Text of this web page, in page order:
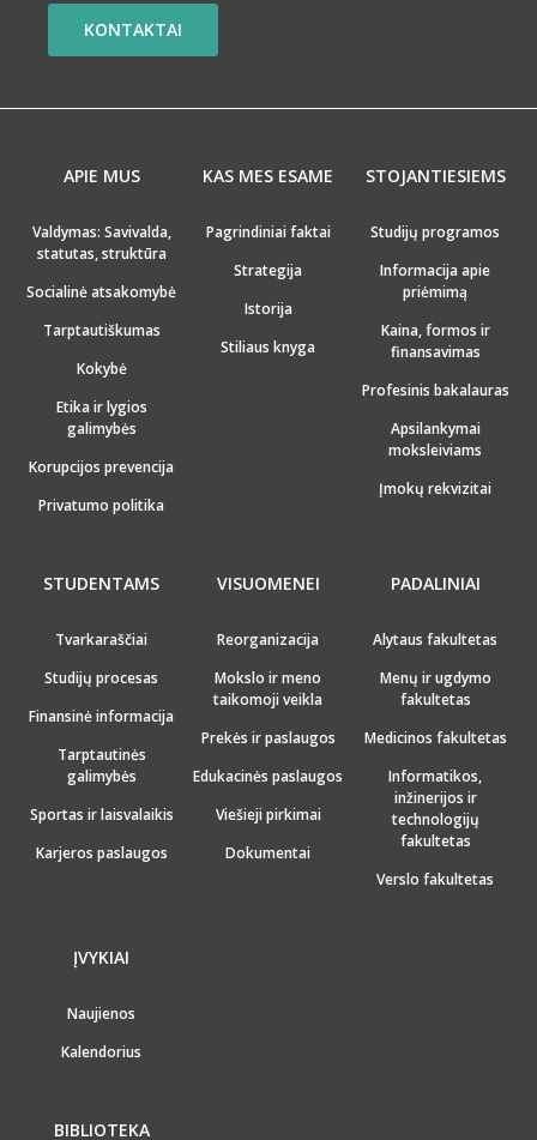
KONTAKTAI
APIE MUS
Valdymas: Savivalda,
statutas, struktūra
Socialinė atsakomybė
Tarptautiškumas
Kokybė
Etika ir lygios
galimybės
Korupcijos prevencija
Privatumo politika
KAS MES ESAME
Pagrindiniai faktai
Strategija
Istorija
Stiliaus knyga
STOJANTIESIEMS
Studijų programos
Informacija apie
priėmimą
Kaina, formos ir
finansavimas
Profesinis bakalauras
Apsilankymai
moksleiviams
Įmokų rekvizitai
STUDENTAMS
Tvarkaraščiai
Studijų procesas
Finansinė informacija
Tarptautinės
galimybės
Sportas ir laisvalaikis
Karjeros paslaugos
VISUOMENEI
Reorganizacija
Mokslo ir meno
taikomoji veikla
Prekės ir paslaugos
Edukacinės paslaugos
Viešieji pirkimai
Dokumentai
PADALINIAI
Alytaus fakultetas
Menų ir ugdymo
fakultetas
Medicinos fakultetas
Informatikos,
inžinerijos ir
technologijų
fakultetas
Verslo fakultetas
ĮVYKIAI
Naujienos
Kalendorius
BIBLIOTEKA